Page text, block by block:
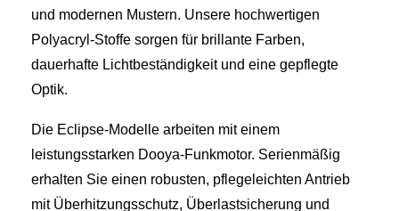
und modernen Mustern. Unsere hochwertigen
Polyacryl-Stoffe sorgen für brillante Farben,
dauerhafte Lichtbeständigkeit und eine gepflegte
Optik.
Die Eclipse-Modelle arbeiten mit einem
leistungsstarken Dooya-Funkmotor. Serienmäßig
erhalten Sie einen robusten, pflegeleichten Antrieb
mit Überhitzungsschutz, Überlastsicherung und